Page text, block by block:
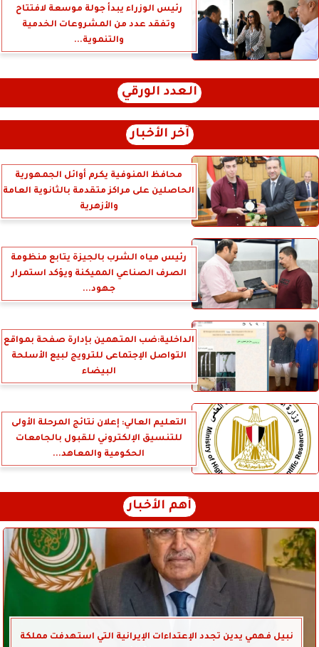
رئيس الوزراء يبدأ جولة موسعة لافتتاح
وتفقد عدد من المشروعات الخدمية
والتنموية...
العدد الورقي
آخر الأخبار
محافظ المنوفية يكرم أوائل الجمهورية
الحاصلين على مراكز متقدمة بالثانوية العامة
والأزهرية
رئيس مياه الشرب بالجيزة يتابع منظومة
الصرف الصناعي المميكنة ويؤكد استمرار
جهود...
الداخلية:ضب المتهمين بإدارة صفحة بمواقع
التواصل الإجتماعى للترويج لبيع الأسلحة
البيضاء
التعليم العالي: إعلان نتائج المرحلة الأولى
للتنسيق الإلكتروني للقبول بالجامعات
الحكومية والمعاهد...
أهم الأخبار
نبيل فهمي يدين تجدد الإعتداءات الإيرانية التي استهدفت مملكة